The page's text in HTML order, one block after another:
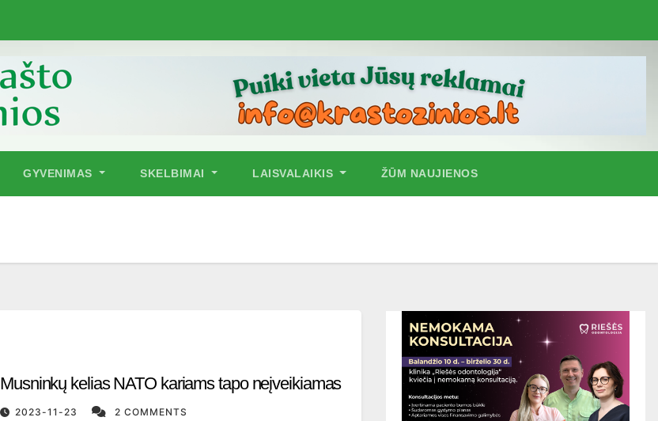
GYVENIMAS SKELBIMAI LAISVALAIKIS ŽŪM NAUJIENOS
Musninkų kelias NATO kariams tapo neįveikiamas
2023-11-23 2 COMMENTS